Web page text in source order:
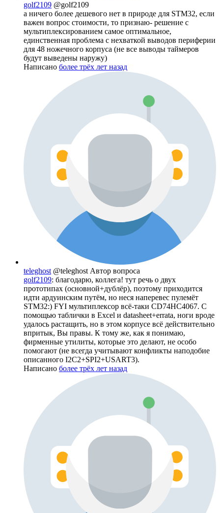
golf2109 @golf2109
а ничего более дешевого нет в природе для STM32, если
важен вопрос стоимости, то признаю- решение с
мультиплексированием самое оптимальное,
единственная проблема с нехваткой выводов периферии
для 48 ножечного корпуса (не все выводы таймеров
будут выведены наружу)
Написано более трёх лет назад
teleghost @teleghost Автор вопроса
golf2109: благодарю, коллега! тут речь о двух
прототипах (основной+дублёр), поэтому приходится
идти ардуинским путём, но неся наперевес пулемёт
STM32:) FYI мультиплексор всё-таки CD74HC4067. С
помощью таблички в Excel и datasheet+errata, ноги вроде
удалось растащить, но в этом корпусе всё действительно
впритык, Вы правы. К тому же, как я понимаю,
фирменные утилиты, которые это делают, не особо
помогают (не всегда учитывают конфликты наподобие
описанного I2C2+SPI2+USART3).
Написано более трёх лет назад